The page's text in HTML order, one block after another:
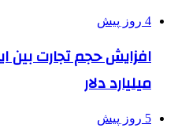
4 روز پیش
میلیارد دلار
5 روز پیش